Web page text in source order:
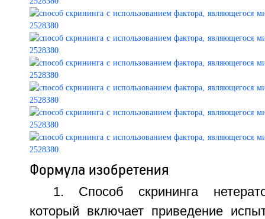
Формула изобретения
1. Способ скрининга
который включает приведение